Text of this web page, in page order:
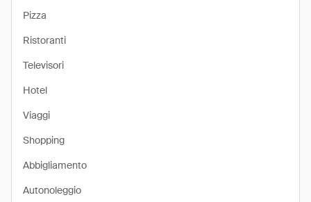
Pizza
Ristoranti
Televisori
Hotel
Viaggi
Shopping
Abbigliamento
Autonoleggio